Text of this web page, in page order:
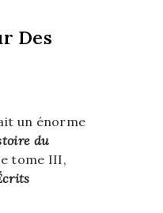
Des
un énorme
du
tome III,